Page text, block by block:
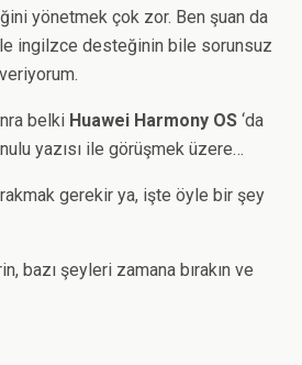
yönetmek çok zor. Ben şuan da
ingilzce desteğinin bile sorunsuz
belki Huawei Harmony OS ‘da
yazısı ile görüşmek üzere…
gerekir ya, işte öyle bir şey
bazı şeyleri zamana bırakın ve